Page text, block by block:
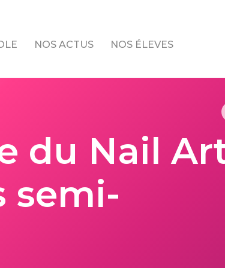
NOS ACTUS NOS ÉLEVES
du Nail
semi-